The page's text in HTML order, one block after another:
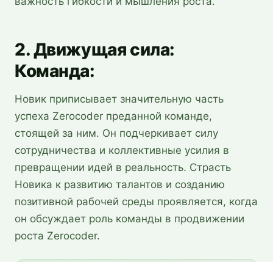
2. Движущая сила:
Команда:
Новик приписывает значительную часть
успеха Zerocoder преданной команде,
стоящей за ним. Он подчеркивает силу
сотрудничества и коллективные усилия в
превращении идей в реальность. Страсть
Новика к развитию талантов и созданию
позитивной рабочей среды проявляется, когда
он обсуждает роль команды в продвижении
роста Zerocoder.